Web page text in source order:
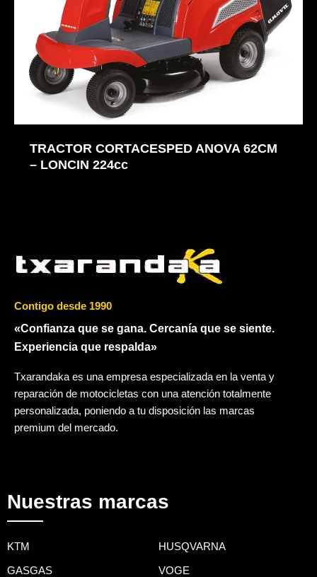
TRACTOR CORTACESPED ANOVA 62CM
– LONCIN 224cc
Contigo desde 1990
«Confianza que se gana. Cercanía que se siente.
Experiencia que respalda»
Txarandaka es una empresa especializada en la venta y
reparación de motocicletas con una atención totalmente
personalizada, poniendo a tu disposición las marcas
premium del mercado.
Nuestras marcas
KTM HUSQVARNA
GASGAS VOGE